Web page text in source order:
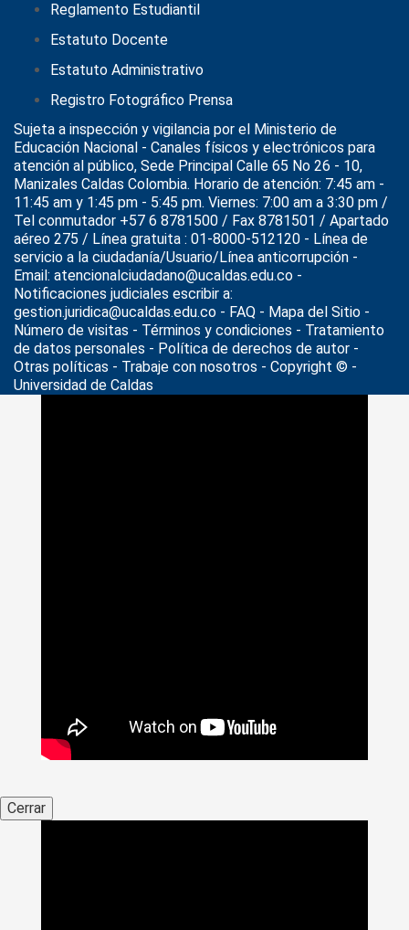
Reglamento Estudiantil
Estatuto Docente
Estatuto Administrativo
Registro Fotográfico Prensa
Sujeta a inspección y vigilancia por el Ministerio de
Educación Nacional - Canales físicos y electrónicos para
atención al público, Sede Principal Calle 65 No 26 - 10,
Manizales Caldas Colombia. Horario de atención: 7:45 am -
11:45 am y 1:45 pm - 5:45 pm. Viernes: 7:00 am a 3:30 pm /
Tel conmutador +57 6 8781500 / Fax 8781501 / Apartado
aéreo 275 / Línea gratuita : 01-8000-512120 - Línea de
servicio a la ciudadanía/Usuario/Línea anticorrupción -
Email: atencionalciudadano@ucaldas.edu.co -
Notificaciones judiciales escribir a:
gestion.juridica@ucaldas.edu.co - FAQ - Mapa del Sitio -
Número de visitas - Términos y condiciones - Tratamiento
de datos personales - Política de derechos de autor -
Otras políticas - Trabaje con nosotros - Copyright © -
Universidad de Caldas
Cerrar